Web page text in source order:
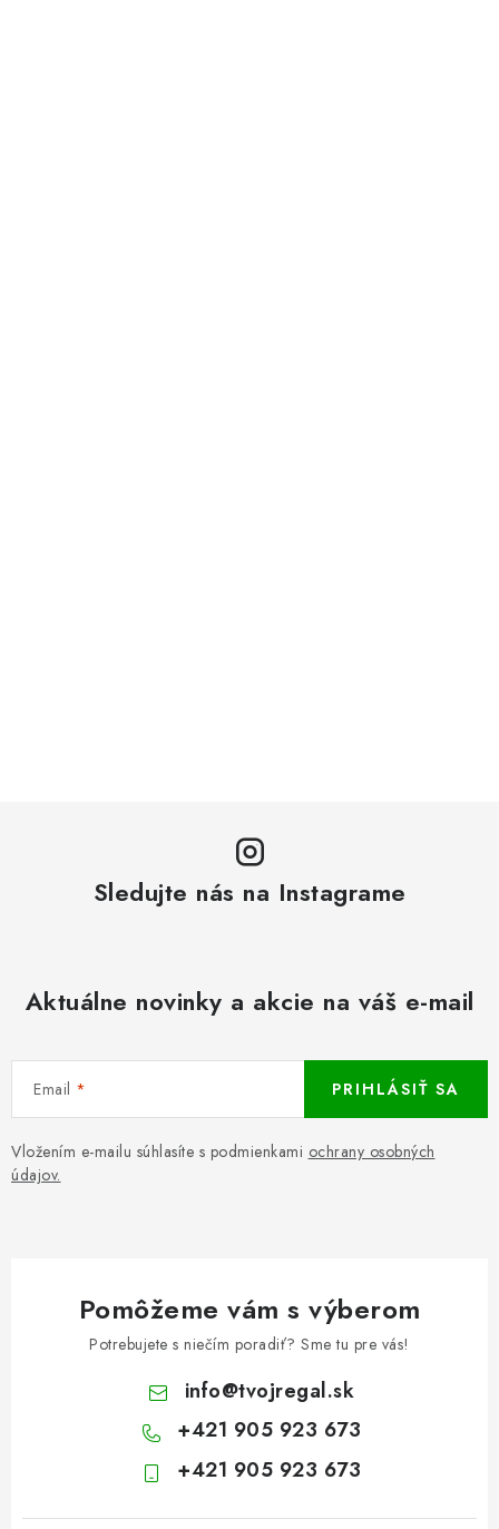
Sledujte nás na Instagrame
Aktuálne novinky a akcie na váš e-mail
Email
Vložením e-mailu súhlasíte s podmienkami ochrany osobných
údajov.
PRIHLÁSIŤ SA
Pomôžeme vám s výberom
Potrebujete s niečím poradiť? Sme tu pre vás!
info@tvojregal.sk
+421 905 923 673
+421 905 923 673